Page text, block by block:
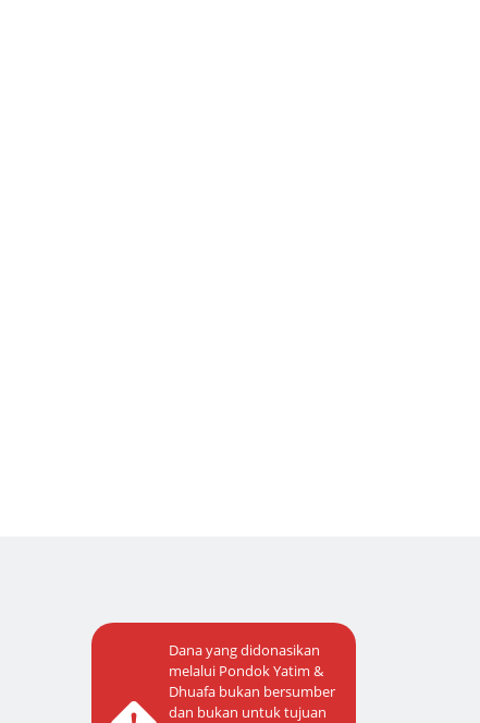
Dana yang didonasikan
melalui Pondok Yatim &
Dhuafa bukan bersumber
dan bukan untuk tujuan